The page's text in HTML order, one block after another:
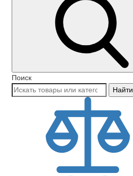
Поиск
Найти